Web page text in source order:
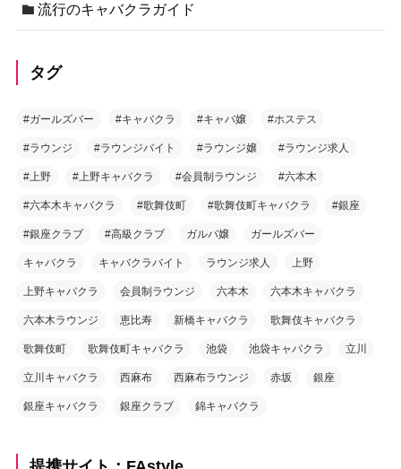
流行のキャバクラガイド
タグ
#ガールズバー #キャバクラ #キャバ嬢 #ホステス
#ラウンジ #ラウンジバイト #ラウンジ嬢 #ラウンジ求人
#上野 #上野キャバクラ #会員制ラウンジ #六本木
#六本木キャバクラ #歌舞伎町 #歌舞伎町キャバクラ #銀座
#銀座クラブ #高級クラブ ガルバ嬢 ガールズバー
キャバクラ キャバクラバイト ラウンジ求人 上野
上野キャバクラ 会員制ラウンジ 六本木 六本木キャバクラ
六本木ラウンジ 恵比寿 新橋キャバクラ 歌舞伎キャバクラ
歌舞伎町 歌舞伎町キャバクラ 池袋 池袋キャバクラ 立川
立川キャバクラ 西麻布 西麻布ラウンジ 赤坂 銀座
銀座キャバクラ 銀座クラブ 錦キャバクラ